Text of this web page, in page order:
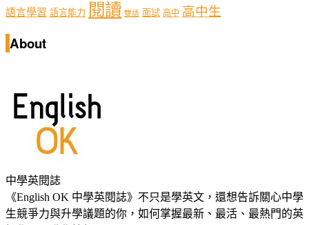
語言學習 語言能力 閱讀 雙語 面試 高中 高中生
About
中學英閱誌
《English OK 中學英閱誌》不只是學英文，還想告訴關心中學
生競爭力與升學議題的你，如何掌握最新、最活、最熱門的英